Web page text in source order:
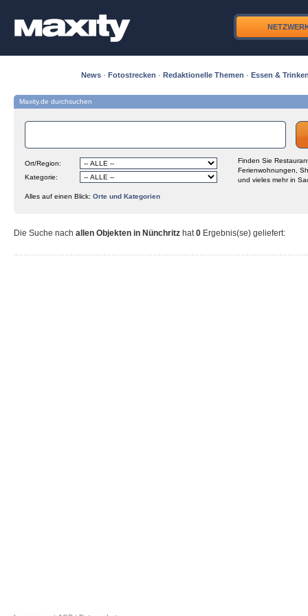
News · Fotostrecken · Redaktionelle Themen · Essen &
Maxity.de durchsuchen
Ort/Region:
Kategorie:
Finden Sie
Ferienwohnungen,
und vieles mehr in
Alles auf einen Blick: Orte und Kategorien
Die Suche nach allen Objekten in Nünchritz hat0 Ergebnis(se) geliefert: